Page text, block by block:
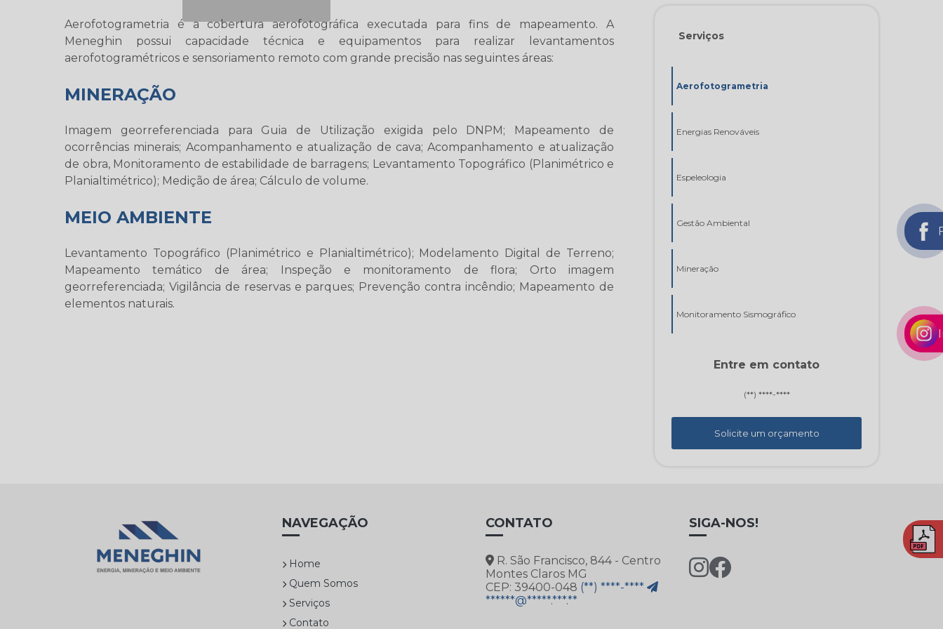
Aerofotogrametria é a cobertura aerofotográfica executada para fins de mapeamento. A
Meneghin possui capacidade técnica e equipamentos para realizar levantamentos
aerofotogramétricos e sensoriamento remoto com grande precisão nas seguintes áreas:
MINERAÇÃO
Imagem georreferenciada para Guia de Utilização exigida pelo DNPM; Mapeamento de
ocorrências minerais; Acompanhamento e atualização de cava; Acompanhamento e atualização
de obra, Monitoramento de estabilidade de barragens; Levantamento Topográfico (Planimétrico e
Planialtimétrico); Medição de área; Cálculo de volume.
MEIO AMBIENTE
Levantamento Topográfico (Planimétrico e Planialtimétrico); Modelamento Digital de Terreno;
Mapeamento temático de área; Inspeção e monitoramento de flora; Orto imagem
georreferenciada; Vigilância de reservas e parques; Prevenção contra incêndio; Mapeamento de
elementos naturais.
Serviços
Aerofotogrametria
Energias Renováveis
Espeleologia
Gestão Ambiental
Mineração
Monitoramento Sismográfico
Segurança do Trabalho
Entre em contato
(**) ****-****
Solicite um orçamento
NAVEGAÇÃO
Home
Quem Somos
Serviços
Contato
CONTATO
R. São Francisco, 844 - Centro
Montes Claros MG
CEP: 39400-048 (**) ****-****
******@*****.***.**
SIGA-NOS!